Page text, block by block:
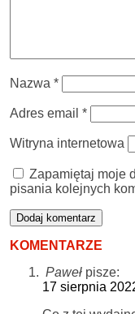
Nazwa *
Adres email *
Witryna internetowa
Zapamiętaj moje
pisania kolejnych
KOMENTARZE
Paweł pisze:
17 sierpnia